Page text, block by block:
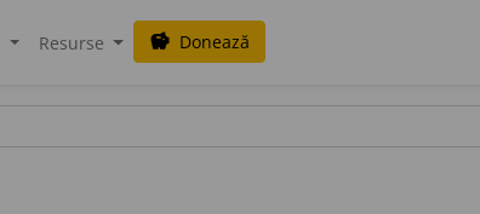
Resurse savings Donează